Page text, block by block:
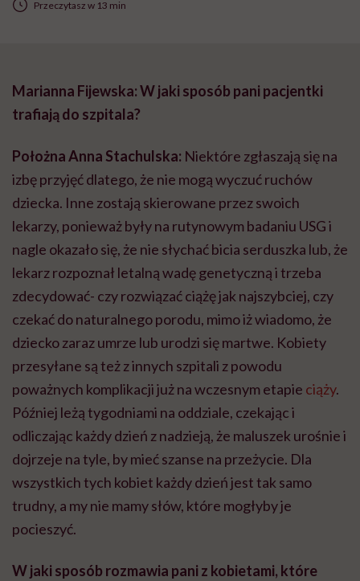
Przeczytasz w 13 min
Marianna Fijewska: W jaki sposób pani pacjentki
trafiają do szpitala?
Położna Anna Stachulska: Niektóre zgłaszają się na
izbę przyjęć dlatego, że nie mogą wyczuć ruchów
dziecka. Inne zostają skierowane przez swoich
lekarzy, ponieważ były na rutynowym badaniu USG i
nagle okazało się, że nie słychać bicia serduszka lub, że
lekarz rozpoznał letalną wadę genetyczną i trzeba
zdecydować- czy rozwiązać ciążę jak najszybciej, czy
czekać do naturalnego porodu, mimo iż wiadomo, że
dziecko zaraz umrze lub urodzi się martwe. Kobiety
przesyłane są też z innych szpitali z powodu
poważnych komplikacji już na wczesnym etapie ciąży.
Później leżą tygodniami na oddziale, czekając i
odliczając każdy dzień z nadzieją, że maluszek urośnie i
dojrzeje na tyle, by mieć szanse na przeżycie. Dla
wszystkich tych kobiet każdy dzień jest tak samo
trudny, a my nie mamy słów, które mogłyby je
pocieszyć.
W jaki sposób rozmawia pani z kobietami, które